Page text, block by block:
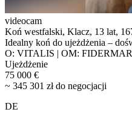
videocam
Koń westfalski, Klacz, 13 lat,
Idealny koń do ujeżdżenia –
O: VITALIS | OM:
Ujeżdżenie
75 000 €
~ 345 301 zł do negocjacji
DE